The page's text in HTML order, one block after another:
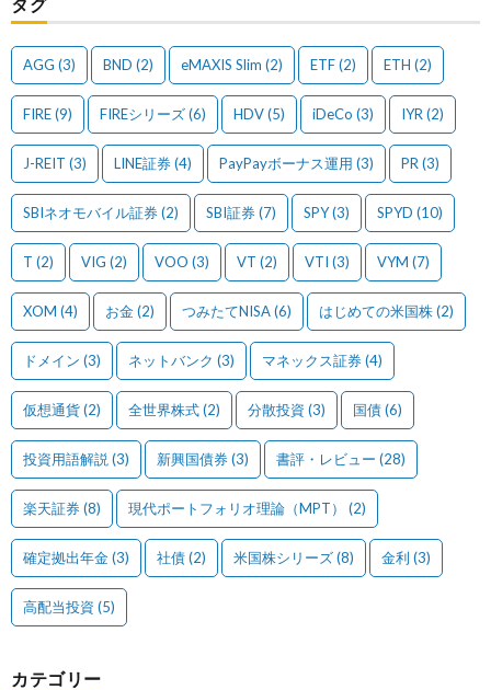
AGG (3) BND (2) eMAXIS Slim (2) ETF(2) ETH (2)
FIRE(9) FIREシリーズ(6) HDV(5) iDeCo (3) IYR (2)
J-REIT (3) LINE証券(4) PayPayボーナス運用 (3) PR (3)
SBIネオモバイル証券(2) SBI証券(7) SPY(3) SPYD (10)
T (2) VIG (2) VOO (3) VT (2) VTI (3) VYM (7)
XOM (4) お金(2) つみたてNISA(6) はじめての米国株(2)
ドメイン (3) ネットバンク (3) マネックス証券(4)
仮想通貨(2) 全世界株式(2) 分散投資 (3) 国債(6)
投資用語解説 (3) 新興国債券(3) 書評・レビュー (28)
楽天証券(8) 現代ポートフォリオ理論（MPT） (2)
確定拠出年金(3) 社債(2) 米国株シリーズ(8) 金利 (3)
高配当投資 (5)
カテゴリー